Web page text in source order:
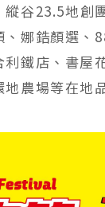
谷23.5地創
娜鋯顏選、
鐵店、書屋
農場等在地